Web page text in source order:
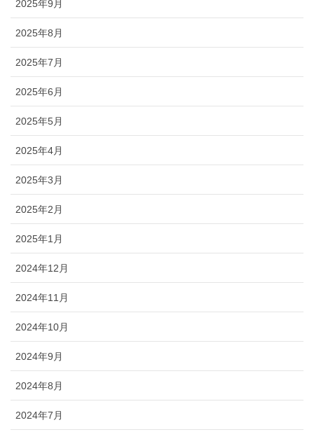
2025年9月
2025年8月
2025年7月
2025年6月
2025年5月
2025年4月
2025年3月
2025年2月
2025年1月
2024年12月
2024年11月
2024年10月
2024年9月
2024年8月
2024年7月